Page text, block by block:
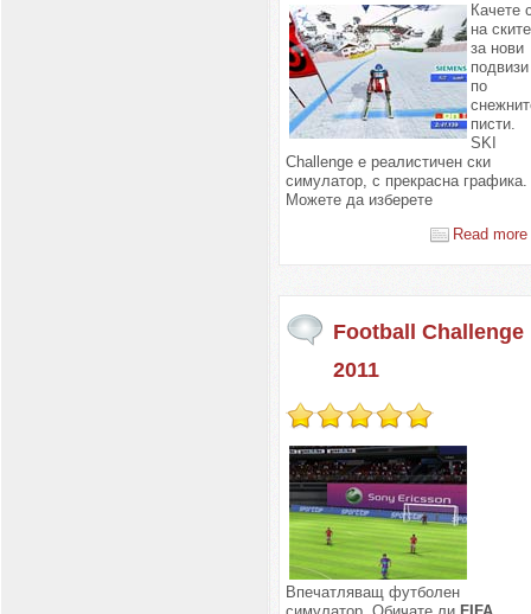
Качете
на ските
за нови
подвизи
по
писти.
SKI
Challenge е реалистичен ски
симулатор, с прекрасна графика.
Можете да изберете
Read
Football Challenge
2011
Впечатляващ футболен